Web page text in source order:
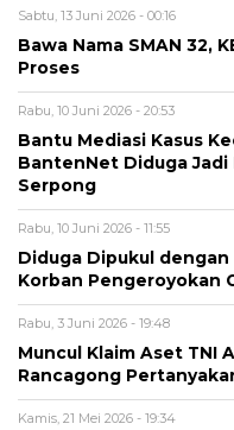
Sabtu, 13 Juni 2026 - 00:16
Bawa Nama SMAN 32,
Proses
Rabu, 10 Juni 2026 - 20:53
Bantu Mediasi Kasus
BantenNet Diduga
Serpong
Rabu, 10 Juni 2026 - 11:55
Diduga Dipukul dengan
Korban Pengeroyokan
Rabu, 3 Juni 2026 - 19:48
Muncul Klaim Aset TNI
Rancagong
Kamis, 21 Mei 2026 - 19:34